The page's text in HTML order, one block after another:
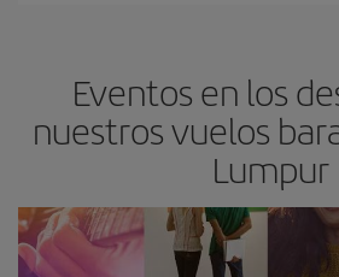
Eventos en los
nuestros vuelos
Lumpur